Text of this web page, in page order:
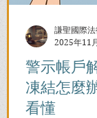
警示帳戶
凍結怎麼
看懂
謙聖國際
2025年11